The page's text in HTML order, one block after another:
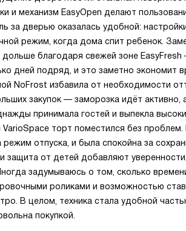
и механизм EasyOpen делают
за дверью оказалась удобной:
режим, когда дома спит ребенок.
благодаря свежей зоне
дней подряд, и это заметно экономит
NoFrost избавила от необходимости
закупок — заморозка идёт активно,
принимала гостей и выпекла
торт поместился без
отпуска, и была спокойна за
защита от детей добавляют
задумываюсь о том, сколько
роликами и возможностью
В целом, техника стала удобной
покупкой.